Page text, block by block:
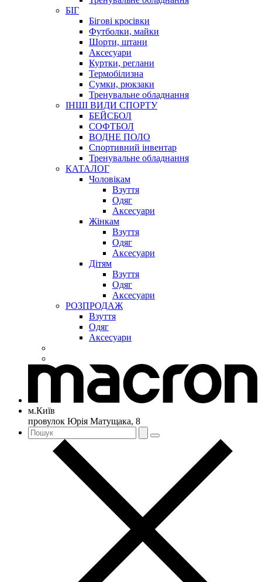
БІГ
Бігові кросівки
Футболки, майки
Шорти, штани
Аксесуари
Куртки, реглани
Термобілизна
Сумки, рюкзаки
Тренувальне обладнання
ІНШІ ВИДИ СПОРТУ
БЕЙСБОЛ
СОФТБОЛ
ВОДНЕ ПОЛО
Спортивний інвентар
Тренувальне обладнання
КАТАЛОГ
Чоловікам
Взуття
Одяг
Аксесуари
Жінкам
Взуття
Одяг
Аксесуари
Дітям
Взуття
Одяг
Аксесуари
РОЗПРОДАЖ
Взуття
Одяг
Аксесуари
м.Київ
провулок Юрія Матущака, 8